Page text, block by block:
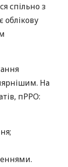
спільно з
облікову
На
пРРО: